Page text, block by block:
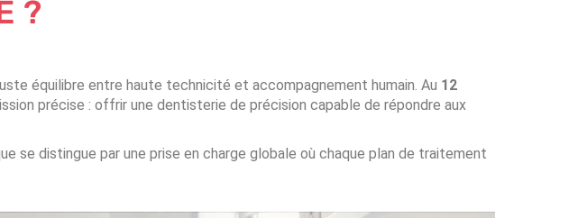
?
équilibre entre haute technicité et accompagnement humain. Au 12
précise : offrir une dentisterie de précision capable de répondre aux
se distingue par une prise en charge globale où chaque plan de traitement